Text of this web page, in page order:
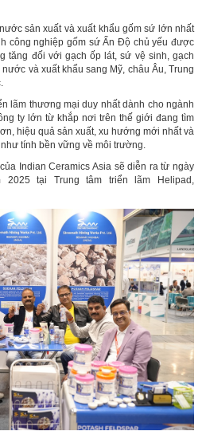
sản xuất và xuất khẩu gốm sứ lớn nhất
công nghiệp gốm sứ Ấn Độ chủ yếu được
tăng đối với gạch ốp lát, sứ vệ sinh, gạch
và xuất khẩu sang Mỹ, châu Âu, Trung
lãm thương mại duy nhất dành cho ngành
ty lớn từ khắp nơi trên thế giới đang tìm
hiệu quả sản xuất, xu hướng mới nhất và
tính bền vững về môi trường.
Indian Ceramics Asia sẽ diễn ra từ ngày
tại Trung tâm triển lãm Helipad,